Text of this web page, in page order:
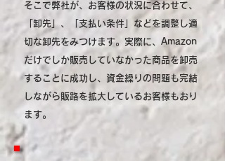
そこで弊社が、お客様の状況に合わせて、
「卸先」、「支払い条件」などを調整し適
切な卸先をみつけます。実際に、Amazon
だけでしか販売していなかった商品を卸売
することに成功し、資金繰りの問題も完結
しながら販路を拡大しているお客様もおり
ます。